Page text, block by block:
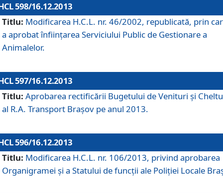
598/16.12.2013
Titlu: Modificarea H.C.L. nr. 46/2002, republicată, prin
a aprobat înfiinţarea Serviciului Public de Gestionare a
Animalelor.
597/16.12.2013
Titlu: Aprobarea rectificării Bugetului de Venituri şi
al R.A. Transport Braşov pe anul 2013.
596/16.12.2013
Titlu: Modificarea H.C.L. nr. 106/2013, privind aprobarea
Organigramei şi a Statului de funcţii ale Poliţiei Locale